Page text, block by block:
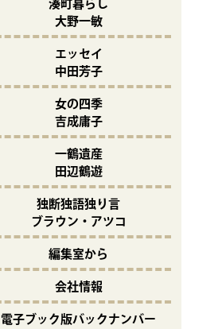
湊町暮らし
大野一敏
エッセイ
中田芳子
女の四季
吉成庸子
一鶴遺産
田辺鶴遊
独断独語独り言
ブラウン・アツコ
編集室から
会社情報
電子ブック版バックナンバー